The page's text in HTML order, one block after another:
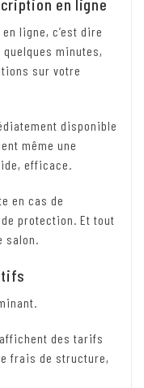
en ligne
ligne, c’est dire
minutes,
sur votre
disponible
même une
efficace.
en cas de
protection. Et tout
salon.
des tarifs
frais de structure,